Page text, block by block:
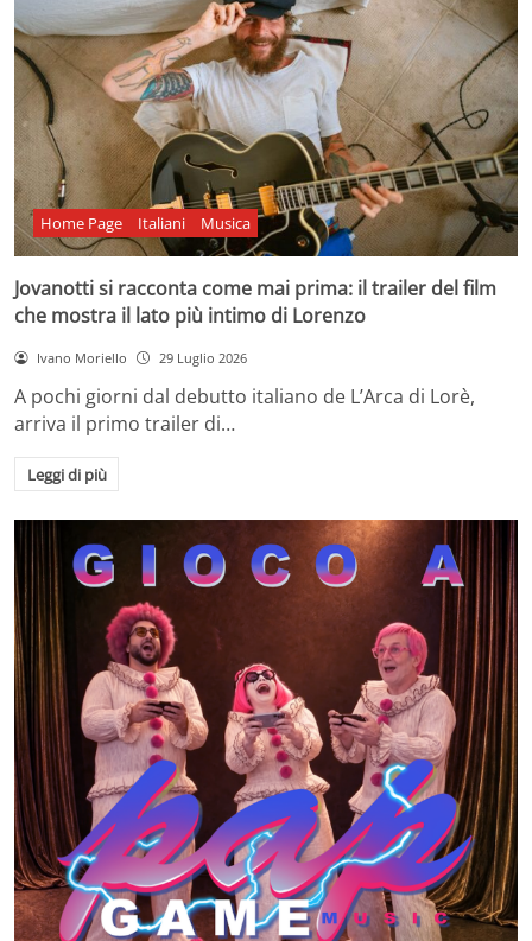
Home Page Italiani Musica
Jovanotti si racconta come mai prima: il trailer del film
che mostra il lato più intimo di Lorenzo
Ivano Moriello 29 Luglio 2026
A pochi giorni dal debutto italiano de L’Arca di Lorè,
arriva il primo trailer di…
Leggi di più